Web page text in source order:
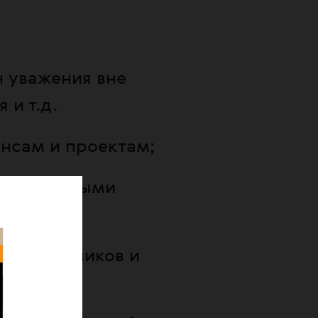
уважения вне
и т.д.
и проектам;
сотрудников и